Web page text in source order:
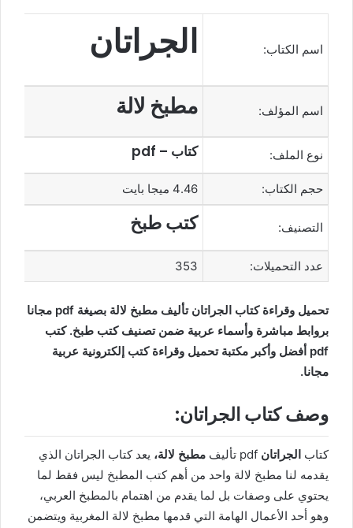
اسم الكتاب: الجراتان
اسم المؤلف: مطبخ لالة
نوع الملف: كتاب – pdf
حجم الكتاب: 4.46 ميجا بايت
التصنيف: كتب طبخ
عدد التحميلات: 353
تحميل وقراءة كتاب الجراتان تأليف مطبخ لالة بصيغة pdf مجانا
بروابط مباشرة وأسماء عربية ضمن تصنيف كتب طبخ. كتب
pdf أفضل وأكبر مكتبة تحميل وقراءة كتب إلكترونية عربية
مجانا.
وصف كتاب الجراتان:
كتاب الجراتان مطبخ لالة، يعد كتاب الجراتان الذي
يقدمه لنا مطبخ لالة واحد من أهم كتب المطبخ ليس فقط لما
يحتوي على وصفات بل لما يقدم من اهتمام بالمطبخ العربي،
وهو أحد الأعمال الهامة التي قدمها مطبخ لالة المغربية ويتضمن